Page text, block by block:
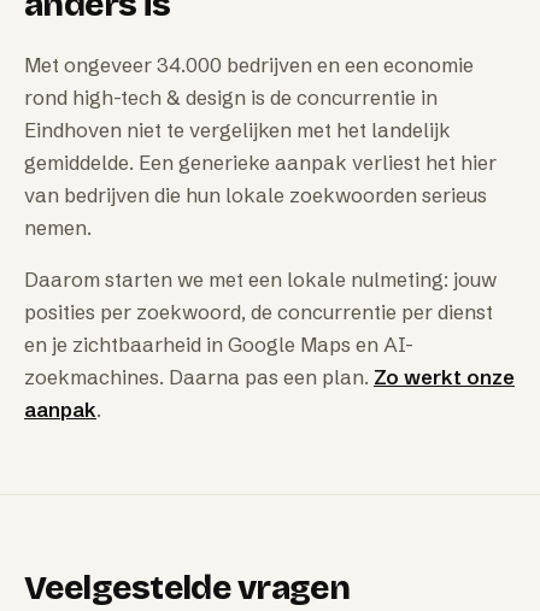
Met ongeveer 34.000 bedrijven en een economie
rond high-tech & design is de concurrentie in
Eindhoven niet te vergelijken met het landelijk
gemiddelde. Een generieke aanpak verliest het hier
van bedrijven die hun lokale zoekwoorden serieus
nemen.
Daarom starten we met een lokale nulmeting: jouw
posities per zoekwoord, de concurrentie per dienst
en je zichtbaarheid in Google Maps en AI-
zoekmachines. Daarna pas een plan. Zo werkt onze
aanpak.
Veelgestelde vragen